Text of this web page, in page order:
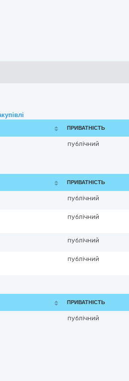
ПРИВАТНІСТЬ
публічний
ПРИВАТНІСТЬ
публічний
публічний
публічний
публічний
ПРИВАТНІСТЬ
публічний